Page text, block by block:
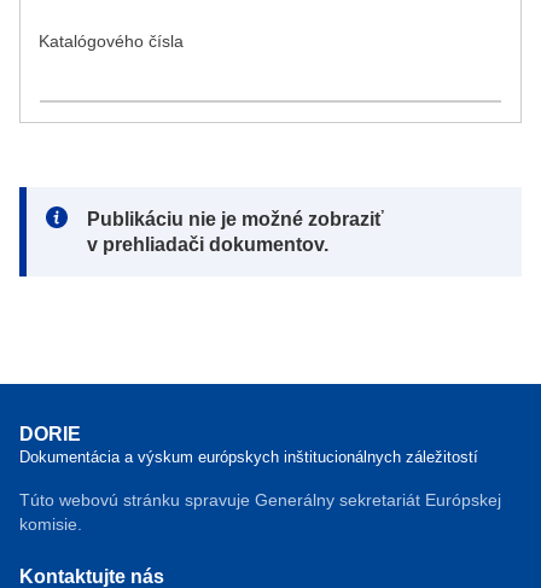
Katalógového čísla
Note:
Publikáciu nie je možné zobraziť
v prehliadači dokumentov.
DORIE
Dokumentácia a výskum európskych inštitucionálnych záležitostí
Túto webovú stránku spravuje Generálny sekretariát Európskej
komisie.
Kontaktujte nás